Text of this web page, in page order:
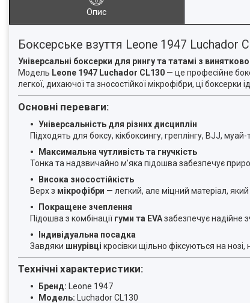
Опис
Боксерське взуття Leone 1947 Luchador
Універсальні боксерки для рингу та татамі з
Модель Leone 1947 Luchador CL130 — це професійне
легкої, дихаючої та зносостійкої мікрофібри, ці
Основні переваги:
Універсальність для різних дисциплін
Підходять для боксу, кікбоксингу, греплінгу, BJJ,
Максимальна чутливість та гнучкість
Тонка та надзвичайно м’яка підошва забезпечує
Висока зносостійкість
Верх з мікрофібри — легкий, але міцний матеріал,
Покращене зчеплення
Підошва з комбінації гуми та EVAзабезпечує надійне
Індивідуальна посадка
Завдяки шнурівці кросівки щільно фіксуються на
Технічні характеристики:
Бренд: Leone 1947
Модель: Luchador CL130